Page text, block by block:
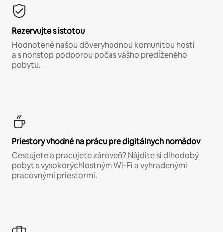
Rezervujte s istotou
Hodnotené našou dôveryhodnou komunitou hostí
a s nonstop podporou počas vášho predĺženého
pobytu.
Priestory vhodné na prácu pre digitálnych nomádov
Cestujete a pracujete zároveň? Nájdite si dlhodobý
pobyt s vysokorýchlostným Wi-Fi a vyhradenými
pracovnými priestormi.